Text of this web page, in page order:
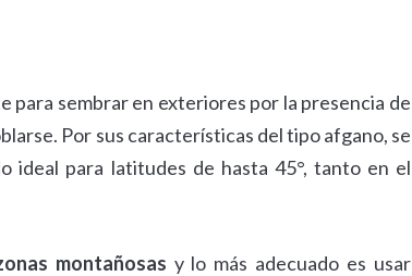
para sembrar en exteriores por la presencia de
Por sus características del tipo afgano, se
ideal para latitudes de hasta 45°, tanto en el
montañosas y lo más adecuado es usar